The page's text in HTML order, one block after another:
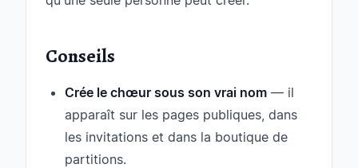
Conseils
Crée le chœur sous son vrai nom — il
apparaît sur les pages publiques, dans
les invitations et dans la boutique de
partitions.